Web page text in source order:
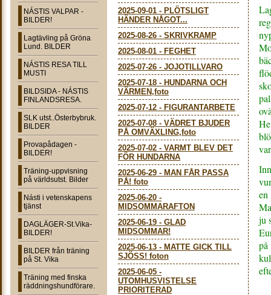
NÁSTIS VALPAR -
BILDER!
Lagtävling på Gröna
Lund. BILDER
NÁSTIS RESA TILL
MUSTI
BILDSIDA - NÁSTIS
FINLANDSRESA.
SLK utst..Österbybruk.
BILDER
Provapådagen -
BILDER!
Träning-uppvisning
på världsutst. Bilder
Násti i vetenskapens
tjänst
DAGLÄGER-St.Vika-
BILDER!
BILDER från träning
på St. Vika
Träning med finska
räddningshundförare.
2025-09-01 - PLÖTSLIGT
HÄNDER NÅGOT...
2025-08-26 - SKRIVKRAMP
2025-08-01 - FEGHET
2025-07-26 - JOJOTILLVARO
2025-07-18 - HUNDARNA OCH
VÄRMEN,foto
2025-07-12 - FIGURANTARBETE
2025-07-08 - VÄDRET BJUDER
PÅ OMVÄXLING,foto
2025-07-02 - VARMT BLEV DET
FÖR HUNDARNA
2025-06-29 - MAN FÅR PASSA
PÅ! foto
2025-06-20 -
MIDSOMMARAFTON
2025-06-19 - GLAD
MIDSOMMAR!
2025-06-13 - MATTE GICK TILL
SJÖSS! foton
2025-06-05 -
UTOMHUSVISTELSE
PRIORITERAD
en
ju
på